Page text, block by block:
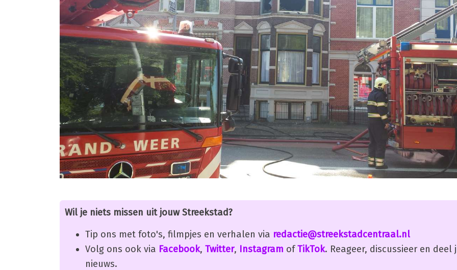
Wil je niets missen uit jouw Streekstad?
Tip ons met foto's, filmpjes en verhalen via redactie@streekstadcentraal.nl
Volg ons ook via Facebook, Twitter, Instagram ofTikTok. Reageer, discussieer en deel
nieuws.